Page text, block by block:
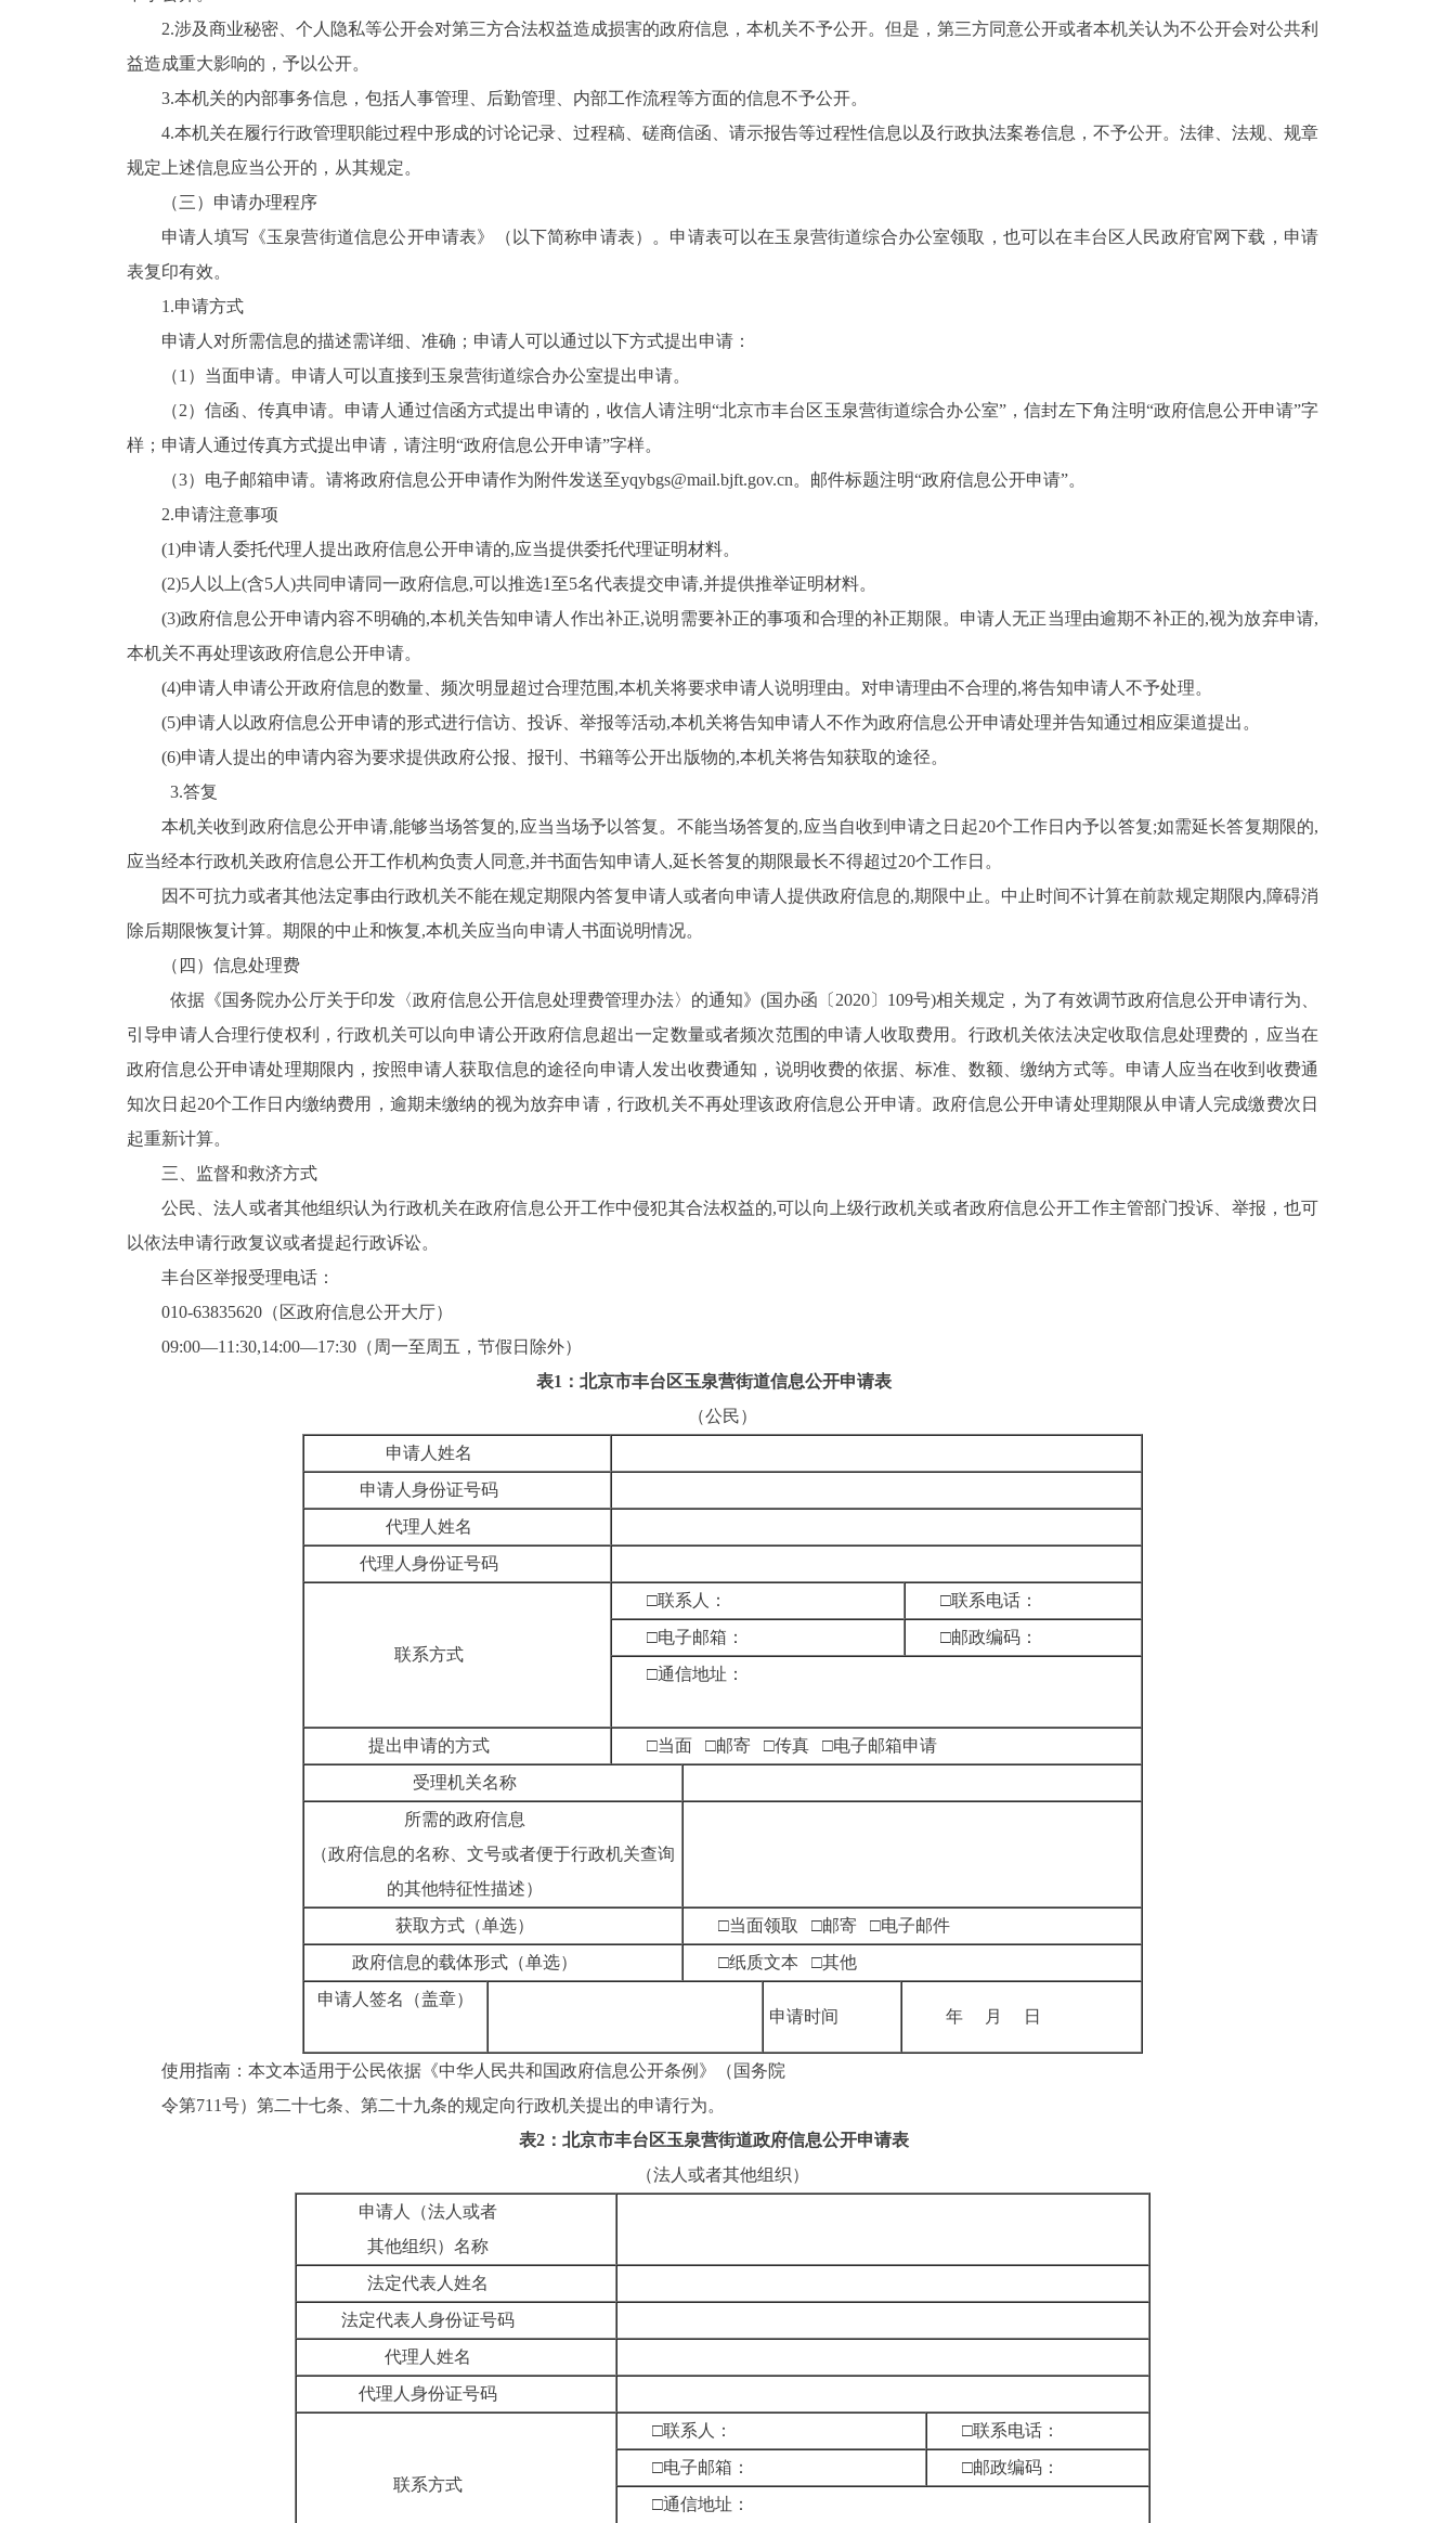
2.涉及商业秘密、个人隐私等公开会对第三方合法权益造成损害的政府信息，本机关不予公开。但是，第三方同意公开或者本机关认为不公开会对公共利
益造成重大影响的，予以公开。
3.本机关的内部事务信息，包括人事管理、后勤管理、内部工作流程等方面的信息不予公开。
4.本机关在履行行政管理职能过程中形成的讨论记录、过程稿、磋商信函、请示报告等过程性信息以及行政执法案卷信息，不予公开。法律、法规、规章
规定上述信息应当公开的，从其规定。
（三）申请办理程序
申请人填写《玉泉营街道信息公开申请表》（以下简称申请表）。申请表可以在玉泉营街道综合办公室领取，也可以在丰台区人民政府官网下载，申请
表复印有效。
1.申请方式
申请人对所需信息的描述需详细、准确；申请人可以通过以下方式提出申请：
（1）当面申请。申请人可以直接到玉泉营街道综合办公室提出申请。
（2）信函、传真申请。申请人通过信函方式提出申请的，收信人请注明“北京市丰台区玉泉营街道综合办公室”，信封左下角注明“政府信息公开申请”字
样；申请人通过传真方式提出申请，请注明“政府信息公开申请”字样。
（3）电子邮箱申请。请将政府信息公开申请作为附件发送至yqybgs@mail.bjft.gov.cn。邮件标题注明“政府信息公开申请”。
2.申请注意事项
(1)申请人委托代理人提出政府信息公开申请的,应当提供委托代理证明材料。
(2)5人以上(含5人)共同申请同一政府信息,可以推选1至5名代表提交申请,并提供推举证明材料。
(3)政府信息公开申请内容不明确的,本机关告知申请人作出补正,说明需要补正的事项和合理的补正期限。申请人无正当理由逾期不补正的,视为放弃申请,
本机关不再处理该政府信息公开申请。
(4)申请人申请公开政府信息的数量、频次明显超过合理范围,本机关将要求申请人说明理由。对申请理由不合理的,将告知申请人不予处理。
(5)申请人以政府信息公开申请的形式进行信访、投诉、举报等活动,本机关将告知申请人不作为政府信息公开申请处理并告知通过相应渠道提出。
(6)申请人提出的申请内容为要求提供政府公报、报刊、书籍等公开出版物的,本机关将告知获取的途径。
3.答复
本机关收到政府信息公开申请,能够当场答复的,应当当场予以答复。不能当场答复的,应当自收到申请之日起20个工作日内予以答复;如需延长答复期限的,
应当经本行政机关政府信息公开工作机构负责人同意,并书面告知申请人,延长答复的期限最长不得超过20个工作日。
因不可抗力或者其他法定事由行政机关不能在规定期限内答复申请人或者向申请人提供政府信息的,期限中止。中止时间不计算在前款规定期限内,障碍消
除后期限恢复计算。期限的中止和恢复,本机关应当向申请人书面说明情况。
（四）信息处理费
依据《国务院办公厅关于印发〈政府信息公开信息处理费管理办法〉的通知》(国办函〔2020〕109号)相关规定，为了有效调节政府信息公开申请行为、
引导申请人合理行使权利，行政机关可以向申请公开政府信息超出一定数量或者频次范围的申请人收取费用。行政机关依法决定收取信息处理费的，应当在
政府信息公开申请处理期限内，按照申请人获取信息的途径向申请人发出收费通知，说明收费的依据、标准、数额、缴纳方式等。申请人应当在收到收费通
知次日起20个工作日内缴纳费用，逾期未缴纳的视为放弃申请，行政机关不再处理该政府信息公开申请。政府信息公开申请处理期限从申请人完成缴费次日
起重新计算。
三、监督和救济方式
公民、法人或者其他组织认为行政机关在政府信息公开工作中侵犯其合法权益的,可以 向上级行政机关或者政府信息公开工作主管部门投诉、举报，也可
以依法申请行政复议或者提起行政诉讼。
丰台区举报受理电话：
010-63835620（区政府信息公开大厅）
09:00—11:30,14:00—17:30（周一至周五，节假日除外）
表1：北京市丰台区玉泉营街道信息公开申请表
（公民）
申请人姓名
申请人身份证号码
代理人姓名
代理人身份证号码
联系方式
□联系人：
□联系电话：
□电子邮箱：
□邮政编码：
□通信地址：
提出申请的方式
□当面 □邮寄 □传真 □电子邮箱申请
受理机关名称
所需的政府信息
（政府信息的名称、文号或者便于行政机关查询
的其他特征性描述）
获取方式（单选）
□当面领取 □邮寄 □电子邮件
政府信息的载体形式（单选）
□纸质文本 □其他
申请人签名（盖章）
申请时间
年 月 日
使用指南：本文本适用于公民依据《中华人民共和国政府信息公开条例》（国务院
令第711号）第二十七条、第二十九条的规定向行政机关提出的申请行为。
表2：北京市丰台区玉泉营街道政府信息公开申请表
（法人或者其他组织）
申请人（法人或者
其他组织）名称
法定代表人姓名
法定代表人身份证号码
代理人姓名
代理人身份证号码
联系方式
□联系人：
□联系电话：
□电子邮箱：
□邮政编码：
□通信地址：